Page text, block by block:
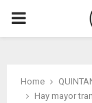
PRIMARY
Home
Hay mayor